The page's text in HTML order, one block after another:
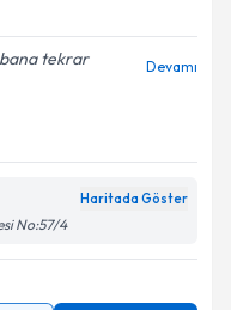
ilişkin
verilerimin belirtilen
Gönder
bana tekrar
Devamı
Haritada Göster
No:57/4